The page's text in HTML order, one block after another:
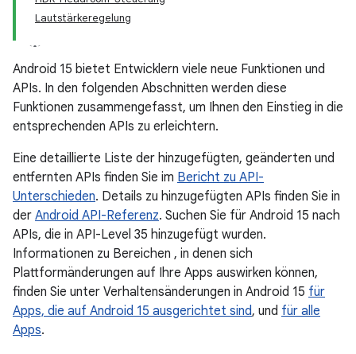
Lautstärkeregelung
Android 15 bietet Entwicklern viele neue Funktionen und
APIs. In den folgenden Abschnitten werden diese
Funktionen zusammengefasst, um Ihnen den Einstieg in die
entsprechenden APIs zu erleichtern.
Eine detaillierte Liste der hinzugefügten, geänderten und
entfernten APIs finden Sie im Bericht zu API-
Unterschieden. Details zu hinzugefügten APIs finden Sie in
der Android API-Referenz. Suchen Sie für Android 15 nach
APIs, die in API-Level 35 hinzugefügt wurden.
Informationen zu Bereichen , in denen sich
Plattformänderungen auf Ihre Apps auswirken können,
finden Sie unter Verhaltensänderungen in Android 15 für
Apps, die auf Android 15 ausgerichtet sind, und für alle
Apps.